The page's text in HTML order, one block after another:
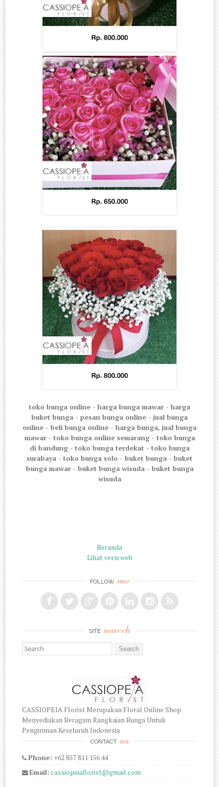
toko bunga online - harga bunga mawar - harga
buket bunga - pesan bunga online - jual bunga
online - beli bunga online - harga bunga, jual bunga
mawar - toko bunga online semarang - toko bunga
di bandung - toko bunga terdekat - toko bunga
surabaya - toko bunga solo - buket bunga - buket
bunga mawar - buket bunga wisuda - buket bunga
wisuda
Beranda
Lihat versi web
FOLLOW me
SITE search
Search for:
CASSIOPEIA Florist Merupakan Floral Online Shop
Menyediakan Beragam Rangkaian Bunga Untuk
Pengiriman Keseluruh Indonesia
CONTACT us
Phone: +62 857 811 156 44
Email: cassiopeiaflorist@gmail.com